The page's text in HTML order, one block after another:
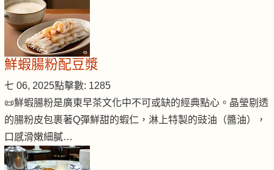
鮮蝦腸粉配豆漿
七 06, 2025點擊數: 1285
📜鮮蝦腸粉是廣東早茶文化中不可或缺的經典點心。晶瑩剔透
的腸粉皮包裹著Q彈鮮甜的蝦仁，淋上特製的豉油（醬油），
口感滑嫩細膩…